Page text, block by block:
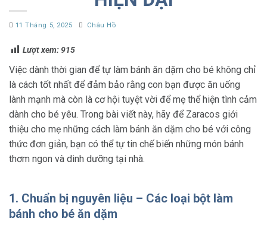
11 Tháng 5, 2025 Châu Hồ
Lượt xem: 915
Việc dành thời gian để tự làm bánh ăn dặm cho bé không chỉ
là cách tốt nhất để đảm bảo rằng con bạn được ăn uống
lành mạnh mà còn là cơ hội tuyệt vời để mẹ thể hiện tình cảm
dành cho bé yêu. Trong bài viết này, hãy để Zaracos giới
thiệu cho mẹ những cách làm bánh ăn dặm cho bé với công
thức đơn giản, bạn có thể tự tin chế biến những món bánh
thơm ngon và dinh dưỡng tại nhà.
1. Chuẩn bị nguyên liệu – Các loại bột làm
bánh cho bé ăn dặm